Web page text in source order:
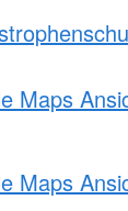
Maps
Maps